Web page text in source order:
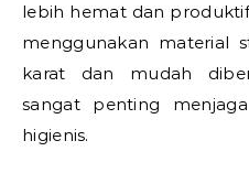
lebih hemat dan
menggunakan material
karat dan mudah
sangat penting
higienis.